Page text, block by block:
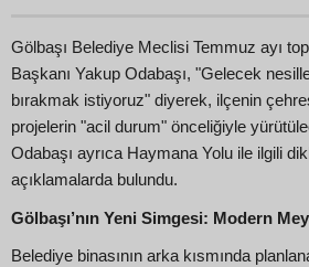
Gölbaşı Belediye Meclisi Temmuz ayı
Başkanı Yakup Odabaşı, "Gelecek
bırakmak istiyoruz" diyerek, ilçenin
projelerin "acil durum" önceliğiyle
Odabaşı ayrıca Haymana Yolu ile ilgili
açıklamalarda bulundu.
Gölbaşı’nın Yeni Simgesi: Modern
Belediye binasının arka kısmında